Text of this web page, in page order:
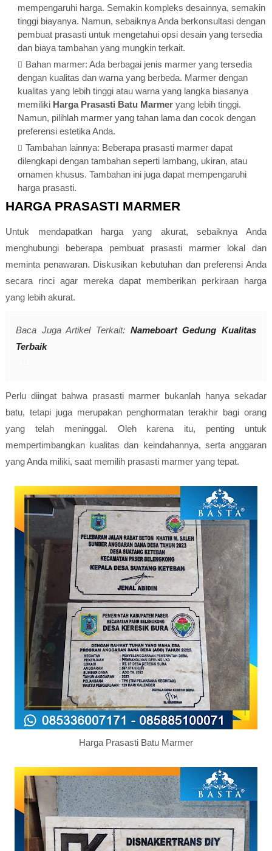
mempengaruhi harga. Semakin kompleks desainnya, semakin
tinggi biayanya. Namun, sebaiknya Anda berkonsultasi dengan
pembuat prasasti untuk mengetahui opsi desain yang tersedia
dan biaya tambahan yang mungkin terkait.
Bahan marmer: Ada berbagai jenis marmer yang tersedia
dengan kualitas dan warna yang berbeda. Marmer dengan
kualitas yang lebih tinggi atau warna yang langka biasanya
memiliki Harga Prasasti Batu Marmeryang lebih tinggi.
Namun, pilihlah marmer yang tahan lama dan cocok dengan
preferensi estetika Anda.
Tambahan lainnya: Beberapa prasasti marmer dapat
dilengkapi dengan tambahan seperti lambang, ukiran, atau
ornamen khusus. Tambahan ini juga dapat mempengaruhi
harga prasasti.
HARGA PRASASTI MARMER
Untuk mendapatkan harga yang akurat, sebaiknya Anda
menghubungi beberapa pembuat prasasti marmer lokal dan
meminta penawaran. Diskusikan kebutuhan dan preferensi Anda
secara rinci agar mereka dapat memberikan perkiraan harga
yang lebih akurat.
Baca Juga Artikel Terkait: Nameboart Gedung Kualitas
Terbaik
Perlu diingat bahwa prasasti marmer bukanlah hanya sekadar
batu, tetapi juga merupakan penghormatan terakhir bagi orang
yang telah meninggal. Oleh karena itu, penting untuk
mempertimbangkan kualitas dan keindahannya, serta anggaran
yang Anda miliki, saat memilih prasasti marmer yang tepat.
Harga Prasasti Batu Marmer